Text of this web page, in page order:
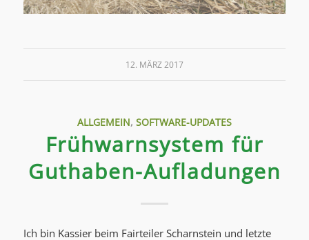
12. MÄRZ 2017
ALLGEMEIN, SOFTWARE-UPDATES
Frühwarnsystem für
Guthaben-Aufladungen
Ich bin Kassier beim Fairteiler Scharnstein und letzte